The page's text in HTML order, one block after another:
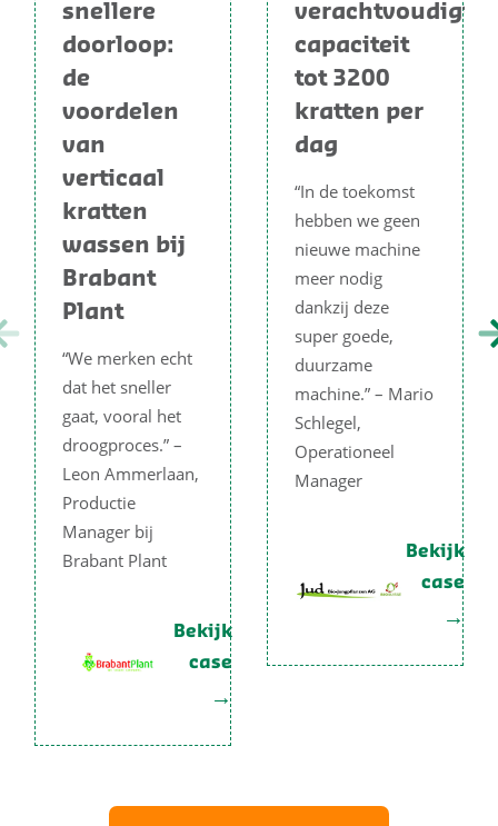
snellere
doorloop:
de
voordelen
van
verticaal
kratten
wassen bij
Brabant
Plant
“We merken echt
dat het sneller
gaat, vooral het
droogproces.” –
Leon Ammerlaan,
Productie
Manager bij
Brabant Plant
Bekijk
case
verachtvoudigt
capaciteit
tot 3200
kratten per
dag
“In de toekomst
hebben we geen
nieuwe machine
meer nodig
dankzij deze
super goede,
duurzame
machine.” – Mario
Schlegel,
Operationeel
Manager
Bekijk
case